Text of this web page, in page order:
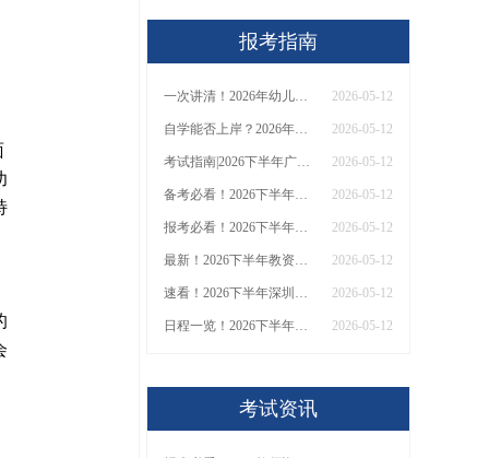
报考指南
一次讲清！2026年幼儿教资通过率&自学通关全攻略 2026-05-12
自学能否上岸？2026年幼儿园教资通过率与备考策略分析 2026-05-12
考试指南|2026下半年广州教资笔试具体日期与时间安排 2026-05-12
备考必看！2026下半年广州教师资格证考试时间与科目内容 2026-05-12
报考必看！2026下半年教资报名时间、考试安排及通过率 2026-05-12
最新！2026下半年教资笔试时间于9月12日（附日程） 2026-05-12
速看！2026下半年深圳教资考试时间及通过率分析 2026-05-12
日程一览！2026下半年教师资格证报名至面试全流程时间表 2026-05-12
考试资讯